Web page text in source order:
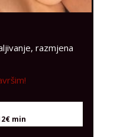
razmjena
min